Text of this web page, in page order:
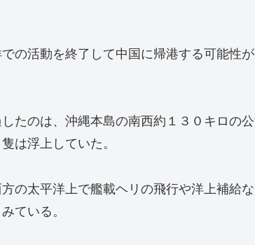
の活動を終了して中国に帰港する可能性
たのは、沖縄本島の南西約１３０キロの公
は浮上していた。
の太平洋上で艦載ヘリの飛行や洋上補給
ている。